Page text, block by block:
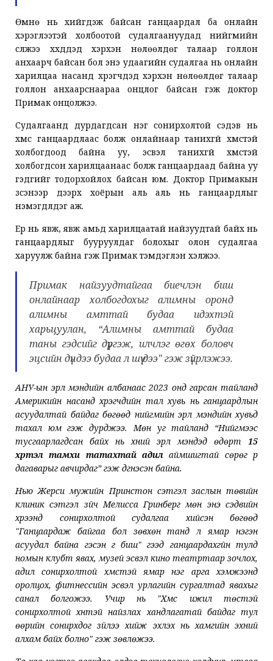
Өмнө нь хийгдэж байсан ганцаардал ба онлайн
хэрэглээтэй холбоотой судалгаануудад нийгмийн
сүлжээ хүүхдүүдэд хэрхэн нөлөөлдөг талаар голлон
анхаарч байсан бол энэ удаагийн судалгаа нь онлайн
харилцаа насанд хүрэгчдэд хэрхэн нөлөөлдөг талаар
голлон анхаарснаараа онцлог байсан гэж доктор
Примак онцолжээ.
Судалгаанд дурдагдсан нэг сонирхолтой сэдэв нь
хүмүүс ганцаардлаас болж онлайнаар танихгүй хүмүүстэй
холбогдоод байна уу, эсвэл танихгүй хүмүүстэй
холбогдсон харилцаанаас болж ганцаардаад байна уу
гэдгийг тодорхойлох байсан юм. Доктор Примакын
үзсэнээр дээрх хоёрын аль аль нь ганцаардлыг
нэмэгдүүлдэг аж.
Ер нь явж, явж амьд харилцаатай найзуудтай байх нь
ганцаардлыг бууруулдаг болохыг олон судалгаа
харуулж байна гэж Примак тэмдэглэн хэлжээ.
Примак найзуудтайгаа биечлэн биш
онлайнаар холбогдохыг алимны оронд
алимны амттай будаа идэхтэй
харьцуулан, “Алимны амттай будаа
таны гэдсийг дүүргэж, илчлэг өгөх боловч
эцсийн дүндээ будаа л шүү дээ" гэж зүйрлэжээ.
АНУ-ын эрүүл мэндийн албанаас 2023 онд гарсан тайланд
Америкийн насанд хүрэгчдийн тал хувь нь ганцаардлын
асуудалтай байдаг бөгөөд нийгмийн эрүүл мэндийн хувьд
тахал юм гэж дурджээ. Мөн уг тайланд “Нийгмээс
тусгаарлагдсан байх нь хүний эрүүл мэндэд өдөрт 15
хүртэл тамхи татахтай адил аймшигтай сөрөг үр
дагаварыг авчирдаг” гэж дүгнэсэн байна.
Нью Жерси мужийн Принстон сэтгэл заслын төвийн
клиник сэтгэл зүйч Мелисса Гринберг мөн энэ сэдвийн
хүрээнд сонирхолтой судалгаа хийсэн бөгөөд
"Ганцаардаж байгаа бол зөвхөн танд л ямар нэгэн
асуудал байна гэсэн үг биш" гээд ганцаардахгүйн тулд
номын клубт явах, музей эсвэл кино театртаар зочлох,
адил сонирхолтой хүмүүстэй ямар нэг арга хэмжээнд
оролцох, фитнессийн эсвэл урлагийн сургалтад явахыг
санал болгожээ. Учир нь "Хүмүүс ижил төстэй
сонирхолтой хүнтэй найзлах хандлагатай байдаг тул
өөрийн сонирхдог зүйлээ хийж эхлэх нь хамгийн эхний
алхам байх болно" гэж зөвлөжээ.